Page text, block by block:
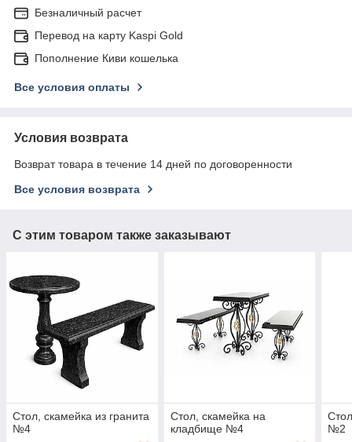
Безналичный расчет
Перевод на карту Kaspi Gold
Пополнение Киви кошелька
Все условия оплаты
Условия возврата
Возврат товара в течение 14 дней по договоренности
Все условия возврата
С этим товаром также заказывают
Стол, скамейка из гранита
№4
Стол, скамейка на
кладбище №4
№2